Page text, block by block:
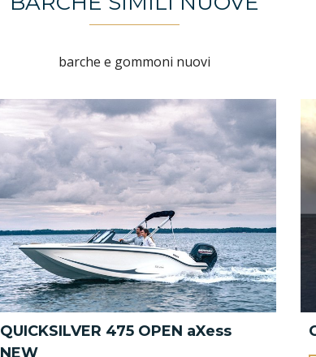
barche e gommoni nuovi
QUICKSILVER 475 OPEN aXess
NEW